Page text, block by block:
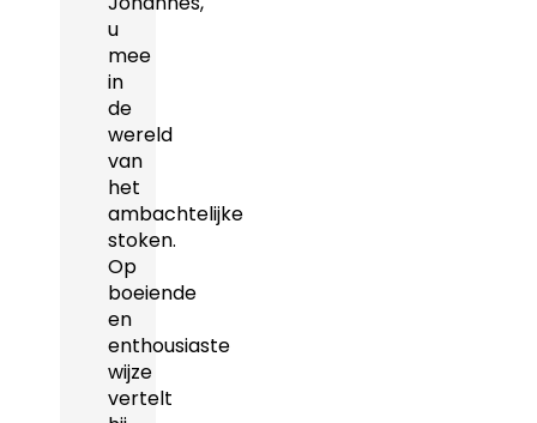
u
mee
in
de
wereld
van
het
ambachtelijke
stoken.
Op
boeiende
en
enthousiaste
wijze
vertelt